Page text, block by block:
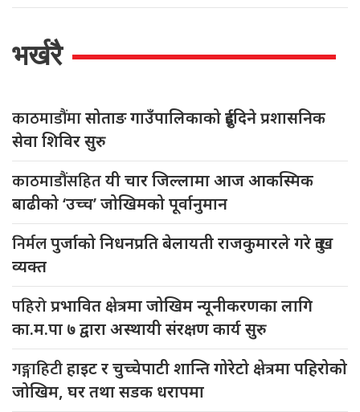
भर्खरै
काठमाडौंमासोताङ गाउँपालिकाको दुईदिने प्रशासनिक
सेवा शिविर सुरु
काठमाडौंसहितयी चार जिल्लामा आज आकस्मिक
बाढीको ‘उच्च’ जोखिमको पूर्वानुमान
निर्मलपुर्जाको निधनप्रति बेलायती राजकुमारले गरे दुःख
व्यक्त
पहिरोप्रभावित क्षेत्रमा जोखिम न्यूनीकरणका लागि
का.म.पा ७ द्वारा अस्थायी संरक्षण कार्य सुरु
गङ्गाहिटीहाइट र चुच्चेपाटी शान्ति गोरेटो क्षेत्रमा पहिरोको
जोखिम, घर तथा सडक धरापमा